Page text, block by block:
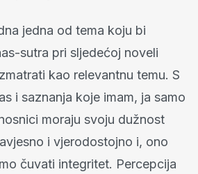
jedna od tema koju bi
sutra pri sljedećoj noveli
kao relevantnu temu. S
i saznanja koje imam, ja samo
moraju svoju dužnost
i vjerodostojno i, ono
čuvati integritet. Percepcija